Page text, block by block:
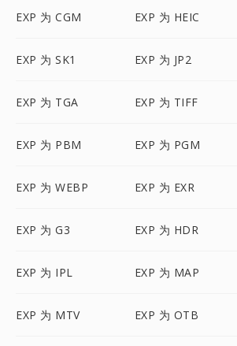
EXP 为 CGM EXP 为 HEIC
EXP 为 SK1 EXP 为 JP2
EXP 为 TGA EXP 为 TIFF
EXP 为 PBM EXP 为 PGM
EXP 为 WEBP EXP 为 EXR
EXP 为 G3 EXP 为 HDR
EXP 为 IPL EXP 为 MAP
EXP 为 MTV EXP 为 OTB